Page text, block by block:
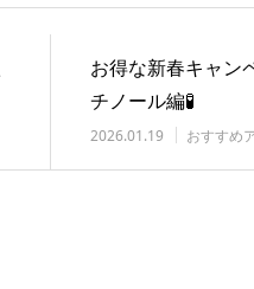
お得な新春キャン
チノール編🧪
2026.01.19 おすすめ